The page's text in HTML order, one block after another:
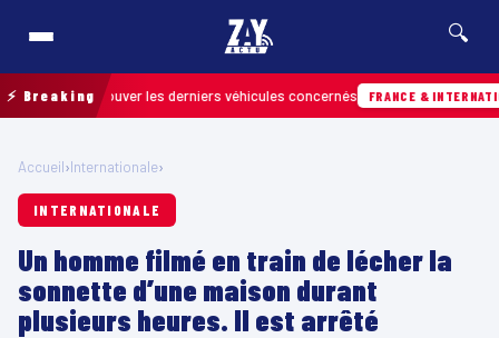
🔍
⚡ Breaking
retrouver les derniers véhicules concernés FRANCE & INTERNATIONALE
Accueil›Internationale›
INTERNATIONALE
Un homme filmé en train de lécher la
sonnette d’une maison durant
plusieurs heures. Il est arrêté